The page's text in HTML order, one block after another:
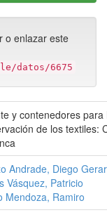
o enlazar este
datos/6675
y contenedores
de los textiles:
Andrade, Diego
Vásquez, Patricio
Mendoza, Ramiro